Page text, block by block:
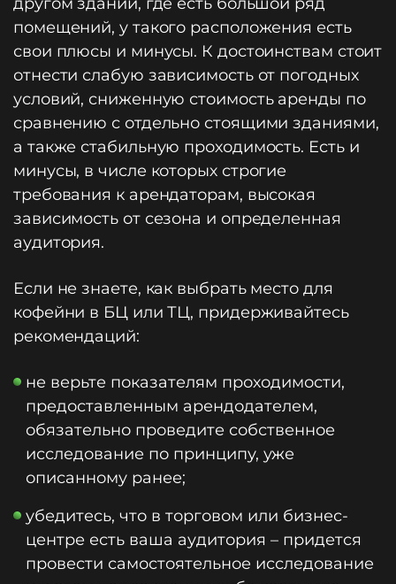
помещений, у такого расположения есть
свои плюсы и минусы. К достоинствам стоит
отнести слабую зависимость от погодных
условий, сниженную стоимость аренды по
сравнению с отдельно стоящими зданиями,
а также стабильную проходимость. Есть и
минусы, в числе которых строгие
требования к арендаторам, высокая
зависимость от сезона и определенная
аудитория.
Если не знаете, как выбрать место для
кофейни в БЦ или ТЦ, придерживайтесь
рекомендаций:
не верьте показателям проходимости,
предоставленным арендодателем,
обязательно проведите собственное
исследование по принципу, уже
описанному ранее;
убедитесь, что в торговом или бизнес-
центре есть ваша аудитория – придется
провести самостоятельное исследование